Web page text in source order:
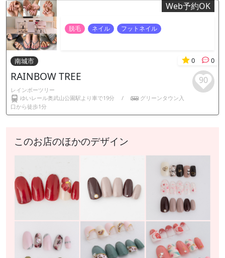
Web予約OK
脱毛 ネイル フットネイル
南城市 0 0
RAINBOW TREE
レインボーツリー
ゆいレール奥武山公園駅より車で19分
/
グリーンタウン入
口から徒歩1分
90
このお店のほかのデザイン